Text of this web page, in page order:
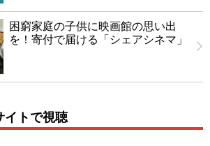
困窮家庭の子供に映画館の思い出
を！寄付で届ける「シェアシネマ」
イトで視聴